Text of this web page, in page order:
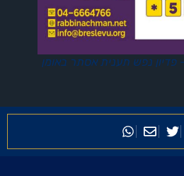
תענית אסתר באומן